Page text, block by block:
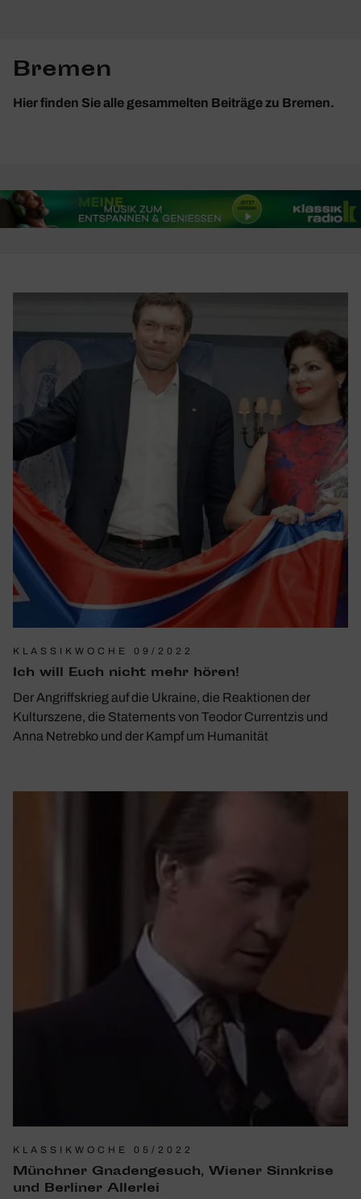
Bremen
Hier finden Sie alle gesammelten Beiträge zu Bremen.
KLASSIKWOCHE 09/2022
Ich will Euch nicht mehr hören!
Der Angriffskrieg auf die Ukraine, die Reaktionen der
Kulturszene, die Statements von Teodor Currentzis und
Anna Netrebko und der Kampf um Humanität
KLASSIKWOCHE 05/2022
Münchner Gnaden­ge­such, Wiener Sinn­krise
und Berliner Allerlei